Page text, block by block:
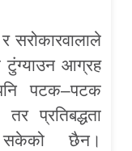
सरोकारवालाले
टुंग्याउन आग्रह
पटक–पटक
प्रतिबद्धता
सकेको छैन।